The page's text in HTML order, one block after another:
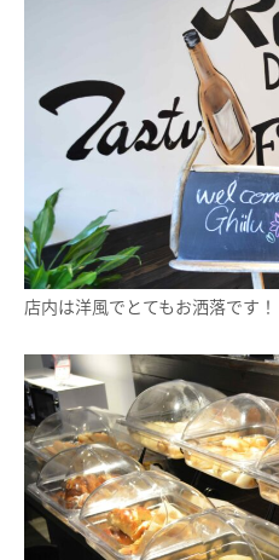
店内は洋風でとてもお洒落です！